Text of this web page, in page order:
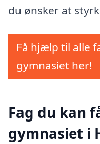
du ønsker at
Få hjælp til alle
gymnasiet her!
Fag du kan
gymnasiet i